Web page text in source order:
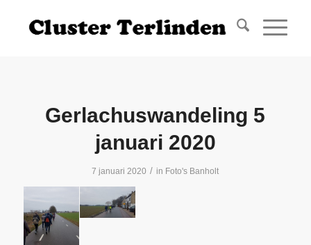
Gerlachuswandeling 5
januari 2020
7 januari 2020 / in Foto's Banholt